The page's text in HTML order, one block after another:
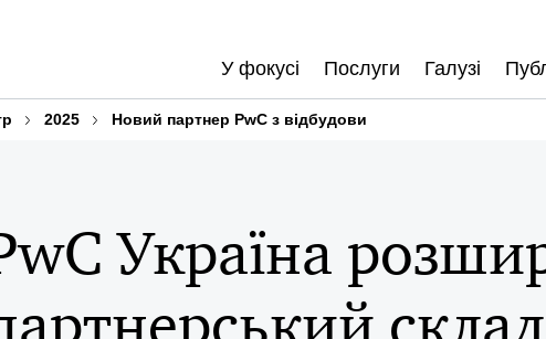
У фокусі Послуги Галузі
2025 Новий партнер PwC з відбудови
Україна